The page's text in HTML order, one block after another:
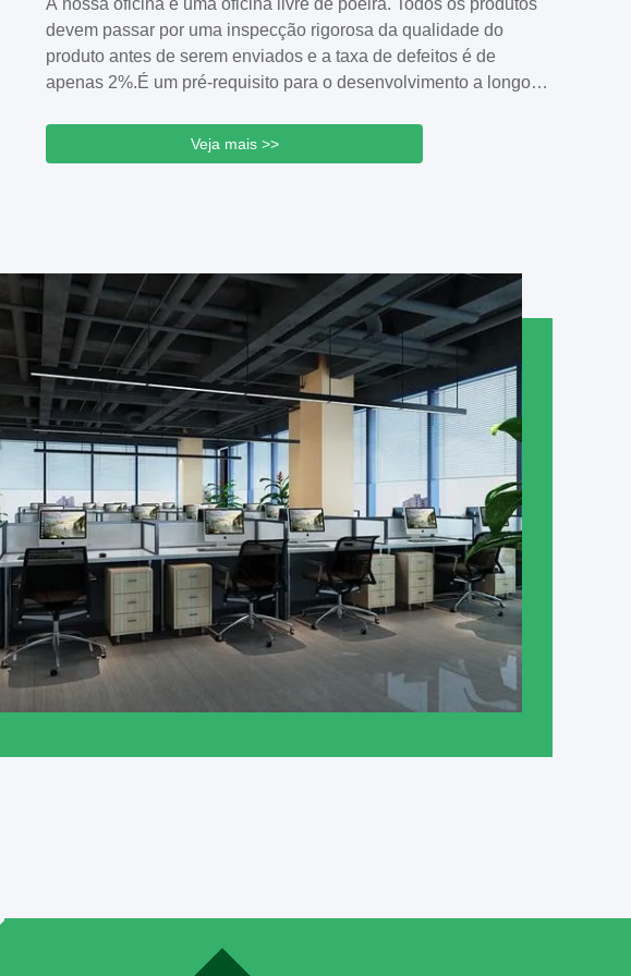
aceitamos o serviço OEM / ODM, Bang Box é a marca
patenteada exclusiva da nossa empresa,Nós tentamos o nosso
melhor para manter a ...
A nossa oficina é uma oficina livre de poeira. Todos os produtos
devem passar por uma inspecção rigorosa da qualidade do
produto antes de serem enviados e a taxa de defeitos é de
apenas 2%.É um pré-requisito para o desenvolvimento a longo
Veja mais >>